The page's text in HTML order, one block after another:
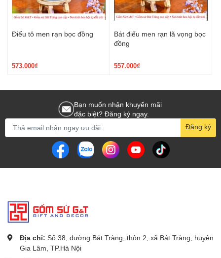
Điếu tô men rạn bọc đồng
573.000₫
Bát điếu men rạn lã vọng bọc
đồng
557.000₫
Bạn muốn nhận khuyến mãi
đặc biệt? Đăng ký ngay.
Đăng ký
Địa chỉ: Số 38, đường Bát Tràng, thôn 2, xã Bát Tràng, huyện
Gia Lâm, TP.Hà Nội